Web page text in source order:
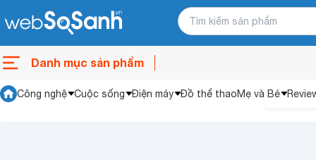
Danh mục sản phẩm
Công nghệ Cuộc sống Điện máy Đồ thể thaoMẹ và Bé